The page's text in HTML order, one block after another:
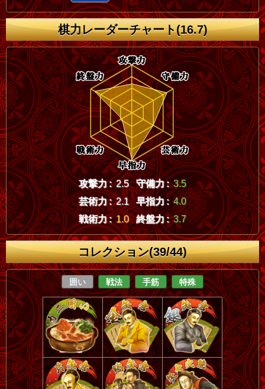
棋力レーダーチャート(16.7)
攻撃力 : 2.5 守備力 : 3.5
芸術力 : 2.1 早指力 : 4.0
戦術力 : 1.0 終盤力 : 3.7
コレクション(39/44)
囲い 戦法 手筋 特殊